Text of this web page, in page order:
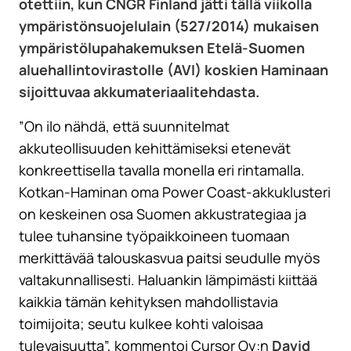
otettiin, kun CNGR Finland jätti tällä viikolla
ympäristönsuojelulain (527/2014) mukaisen
ympäristölupahakemuksen Etelä-Suomen
aluehallintovirastolle (AVI) koskien Haminaan
sijoittuvaa akkumateriaalitehdasta.
”On ilo nähdä, että suunnitelmat
akkuteollisuuden kehittämiseksi etenevät
konkreettisella tavalla monella eri rintamalla.
Kotkan-Haminan oma Power Coast-akkuklusteri
on keskeinen osa Suomen akkustrategiaa ja
tulee tuhansine työpaikkoineen tuomaan
merkittävää talouskasvua paitsi seudulle myös
valtakunnallisesti. Haluankin lämpimästi kiittää
kaikkia tämän kehityksen mahdollistavia
toimijoita; seutu kulkee kohti valoisaa
tulevaisuutta”, kommentoi Cursor Oy:n David